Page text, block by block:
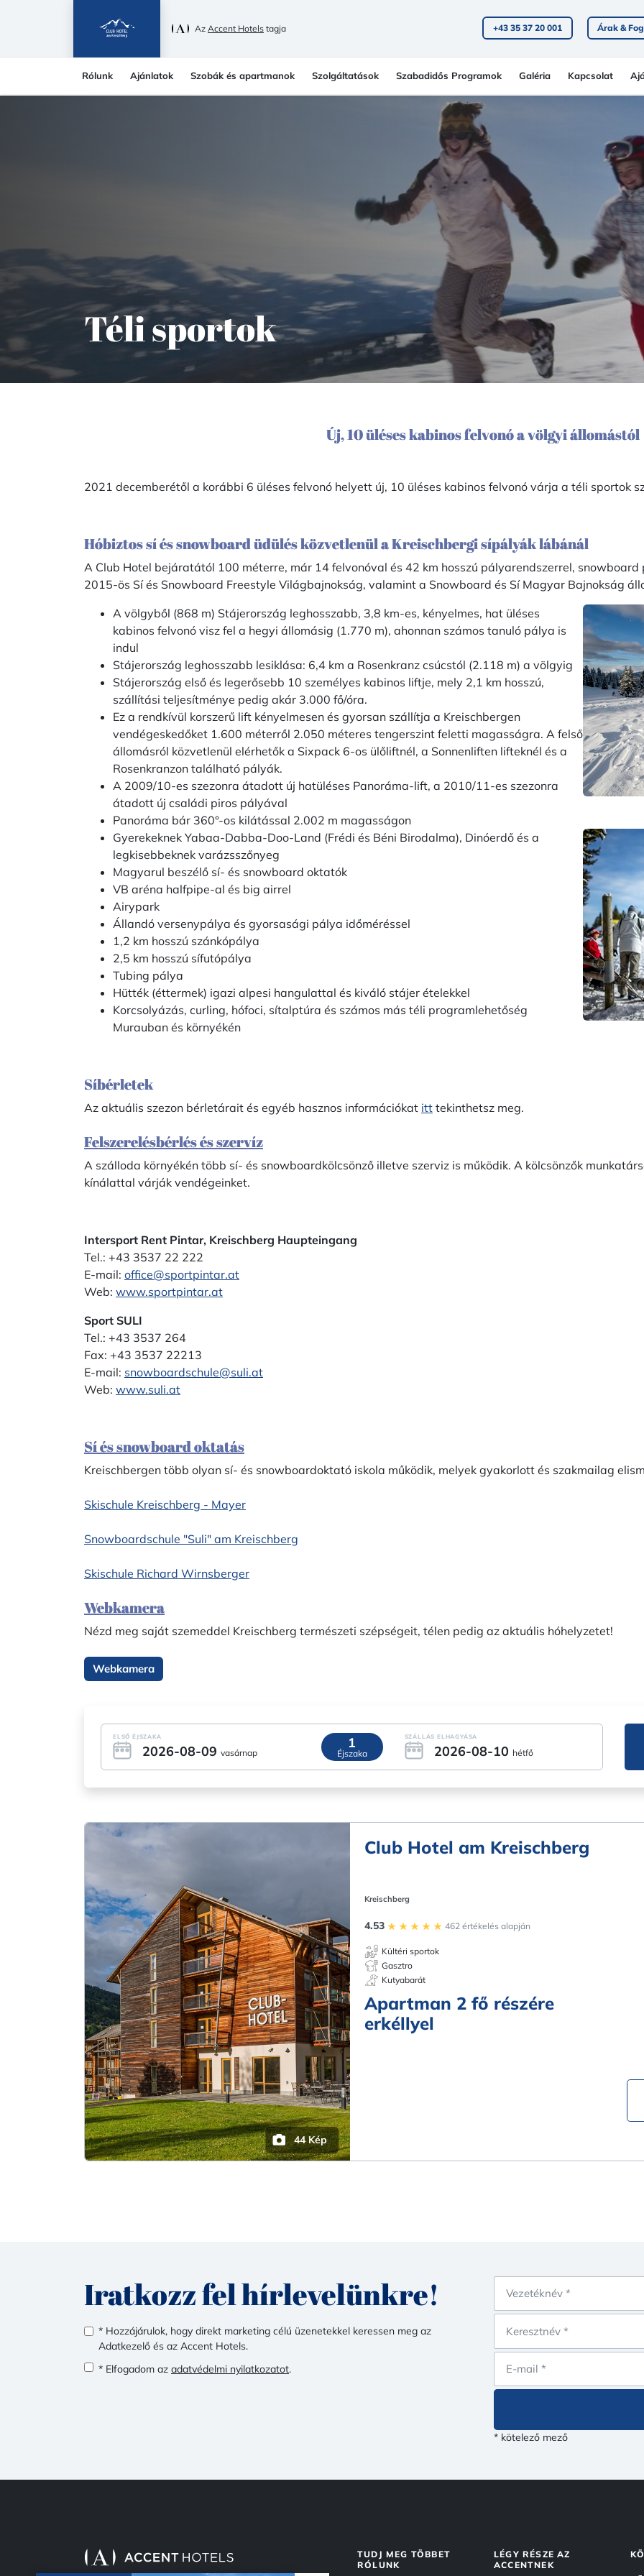
Az Accent Hotels tagja +43 35 37 20 001 Árak &
Rólunk Ajánlatok Szobák és apartmanok Szolgáltatások Szabadidős Programok Galéria Kapcsolat
Téli sportok
Új, 10 üléses kabinos felvonó a völgyi állomástól
2021 decemberétől a korábbi 6 üléses felvonó helyett új, 10 üléses kabinos felvonó várja a téli sportok
Hóbiztos sí és snowboard üdülés közvetlenül a Kreischbergi sípályák lábánál
A Club Hotel bejáratától 100 méterre, már 14 felvonóval és 42 km hosszú pályarendszerrel,
2015-ös Sí és Snowboard Freestyle Világbajnokság, valamint a Snowboard és Sí Magyar Bajnokság
A völgyből (868 m) Stájerország leghosszabb, 3,8 km-es, kényelmes, hat üléses
kabinos felvonó visz fel a hegyi állomásig (1.770 m), ahonnan számos tanuló pálya is
indul
Stájerország leghosszabb lesiklása: 6,4 km a Rosenkranz csúcstól (2.118 m) a völgyig
Stájerország első és legerősebb 10 személyes kabinos liftje, mely 2,1 km hosszú,
szállítási teljesítménye pedig akár 3.000 fő/óra.
Ez a rendkívül korszerű lift kényelmesen és gyorsan szállítja a Kreischbergen
vendégeskedőket 1.600 méterről 2.050 méteres tengerszint feletti magasságra. A felső
állomásról közvetlenül elérhetők a Sixpack 6-os ülőliftnél, a Sonnenliften lifteknél és a
Rosenkranzon található pályák.
A 2009/10-es szezonra átadott új hatüléses Panoráma-lift, a 2010/11-es szezonra
átadott új családi piros pályával
Panoráma bár 360°-os kilátással 2.002 m magasságon
Gyerekeknek Yabaa-Dabba-Doo-Land (Frédi és Béni Birodalma), Dinóerdő és a
legkisebbeknek varázsszőnyeg
Magyarul beszélő sí- és snowboard oktatók
VB aréna halfpipe-al és big airrel
Airypark
Állandó versenypálya és gyorsasági pálya időméréssel
1,2 km hosszú szánkópálya
2,5 km hosszú sífutópálya
Tubing pálya
Hütték (éttermek) igazi alpesi hangulattal és kiváló stájer ételekkel
Korcsolyázás, curling, hófoci, sítalptúra és számos más téli programlehetőség
Murauban és környékén
Síbérletek
Az aktuális szezon bérletárait és egyéb hasznos információkat itt tekinthetsz meg.
Felszerelésbérlés és szervíz
A szálloda környékén több sí- és snowboardkölcsönző illetve szerviz is működik. A kölcsönzők
kínálattal várják vendégeinket.
Intersport Rent Pintar, Kreischberg Haupteingang
Tel.: +43 3537 22 222
E-mail: office@sportpintar.at
Web: www.sportpintar.at
Sport SULI
Tel.: +43 3537 264
Fax: +43 3537 22213
E-mail: snowboardschule@suli.at
Web: www.suli.at
Sí és snowboard oktatás
Kreischbergen több olyan sí- és snowboardoktató iskola működik, melyek gyakorlott és szakmailag
Skischule Kreischberg - Mayer
Snowboardschule "Suli" am Kreischberg
Skischule Richard Wirnsberger
Webkamera
Nézd meg saját szemeddel Kreischberg természeti szépségeit, télen pedig az aktuális hóhelyzetet!
Webkamera
ELSŐ ÉJSZAKA
2026-08-09 vasárnap
1
Éjszaka
SZÁLLÁS ELHAGYÁSA
2026-08-10 hétfő
44 Kép
Club Hotel am Kreischberg
Kreischberg
4.53 462 értékelés alapján
Kültéri sportok
Gasztro
Kutyabarát
Apartman 2 fő részére
erkéllyel
Iratkozz fel hírlevelünkre!
* Hozzájárulok, hogy direkt marketing célú üzenetekkel keressen meg az
Adatkezelő és az Accent Hotels.
* Elfogadom az adatvédelmi nyilatkozatot.
* kötelező mező
TUDJ MEG TÖBBET
RÓLUNK
LÉGY RÉSZE AZ
ACCENTNEK